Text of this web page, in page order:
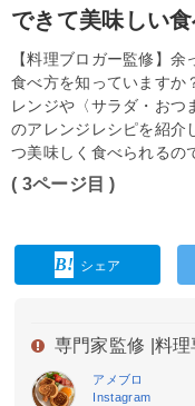
できて美味しい食
【料理ブロガー監修】
食べ方を知っていますか
レンジや〈サラダ・おつ
のアレンジレシピを紹介
つ美味しく食べられるの
( 3ページ目 )
シェア
専門家監修 | 料理
アメブロ
Instagram